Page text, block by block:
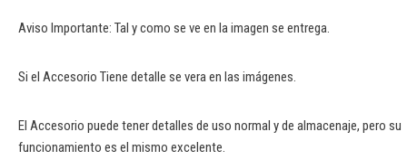
Aviso Importante: Tal y como se ve en la imagen se entrega.
Si el Accesorio Tiene detalle se vera en las imágenes.
El Accesorio puede tener detalles de uso normal y de almacenaje, pero su
funcionamiento es el mismo excelente.